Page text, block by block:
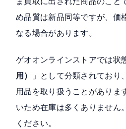
め品質は新品同等ですが、価
なる場合があります。
ゲオオンラインストアでは状
用）
」として分類されており
用品を取り扱うことがありま
いため在庫は多くありません
ください。